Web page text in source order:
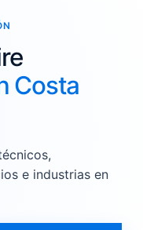
Costa
e industrias en